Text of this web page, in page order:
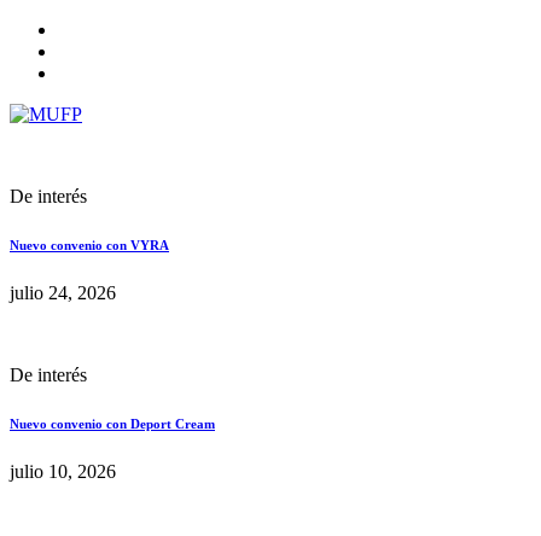
De interés
Nuevo convenio con VYRA
julio 24, 2026
De interés
Nuevo convenio con Deport Cream
julio 10, 2026